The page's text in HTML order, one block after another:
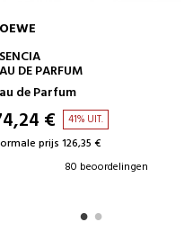
ELLA ELIXIR
de Parfum
€ 37% UIT.
prijs 155,01 €
10 beoordelingen